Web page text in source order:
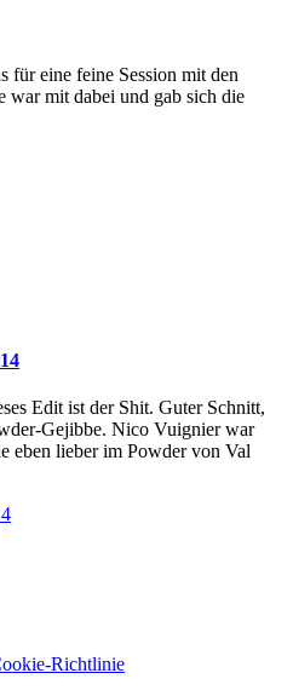
für eine feine Session mit den
mit dabei und gab sich die
Edit ist der Shit. Guter Schnitt,
Gejibbe. Nico Vuignier war
eben lieber im Powder von Val
Richtlinie